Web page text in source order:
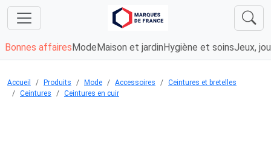
Bonnes affaires Mode Maison et jardin Hygiène et soinsJeux,
Accueil Produits Mode Accessoires
Ceintures et bretelles
Ceintures
Ceintures en cuir